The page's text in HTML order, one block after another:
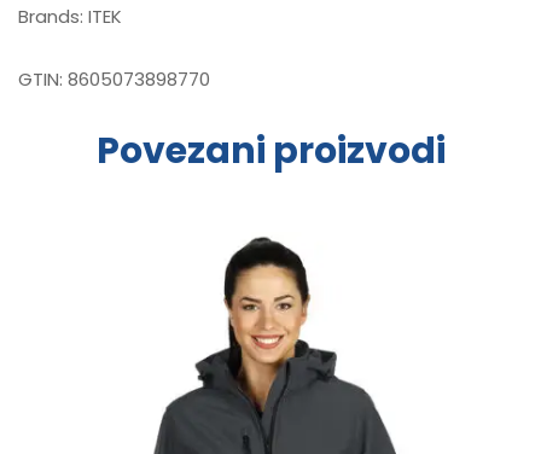
Brands: ITEK
GTIN: 8605073898770
Povezani proizvodi